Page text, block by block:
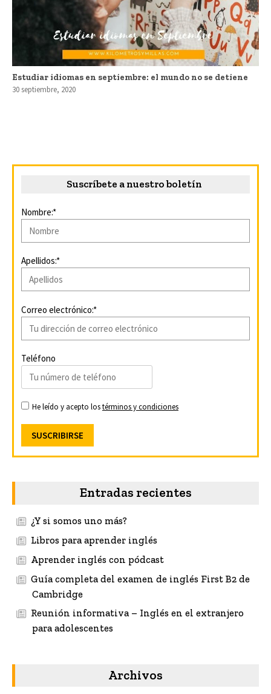
Estudiar idiomas en septiembre: el mundo no se detiene
30 septiembre, 2020
Suscríbete a nuestro boletín
Nombre:*
Apellidos:*
Correo electrónico:*
Teléfono
He leído y acepto lostérminos y condiciones
Entradas recientes
¿Y si somos uno más?
Libros para aprender inglés
Aprender inglés con pódcast
Guía completa del examen de inglés First B2 de
Cambridge
Reunión informativa – Inglés en el extranjero
para adolescentes
Archivos